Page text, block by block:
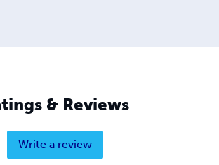
& Reviews
Write a review